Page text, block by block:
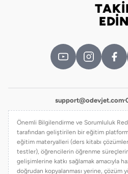
EDİN
support@odevjet.com·
Önemli Bilgilendirme ve Sorumluluk
tarafından geliştirilen bir eğitim
eğitim materyalleri (ders kitabı
testler), öğrencilerin öğrenme
gelişimlerine katkı sağlamak amacıyla
doğrudan kopyalanması yerine, çözüm